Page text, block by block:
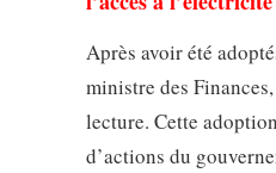
Après avoir été
ministre des
lecture. Cette
d’actions du